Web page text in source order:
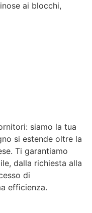
ai blocchi,
siamo la tua
si estende oltre la
Ti garantiamo
dalla richiesta alla
di
efficienza.